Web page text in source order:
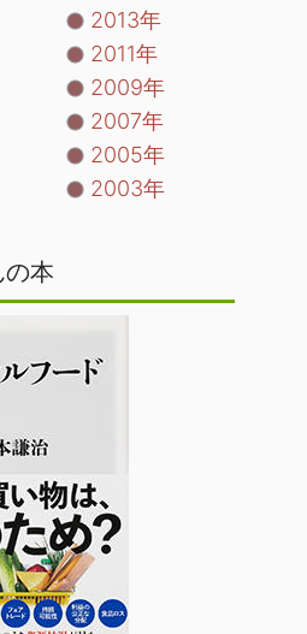
2013年
2011年
2009年
2007年
2005年
2003年
の本